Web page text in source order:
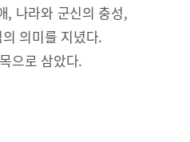
, 나라와 군신의 충성,
의미를 지녔다.
으로 삼았다.